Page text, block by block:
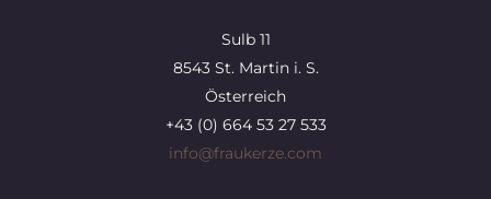
Sulb 11
8543 St. Martin i. S.
Österreich
+43 (0) 664 53 27 533
info@fraukerze.com